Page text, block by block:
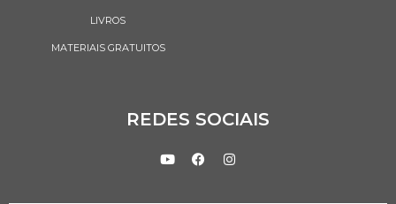
LIVROS
MATERIAIS GRATUITOS
REDES SOCIAIS